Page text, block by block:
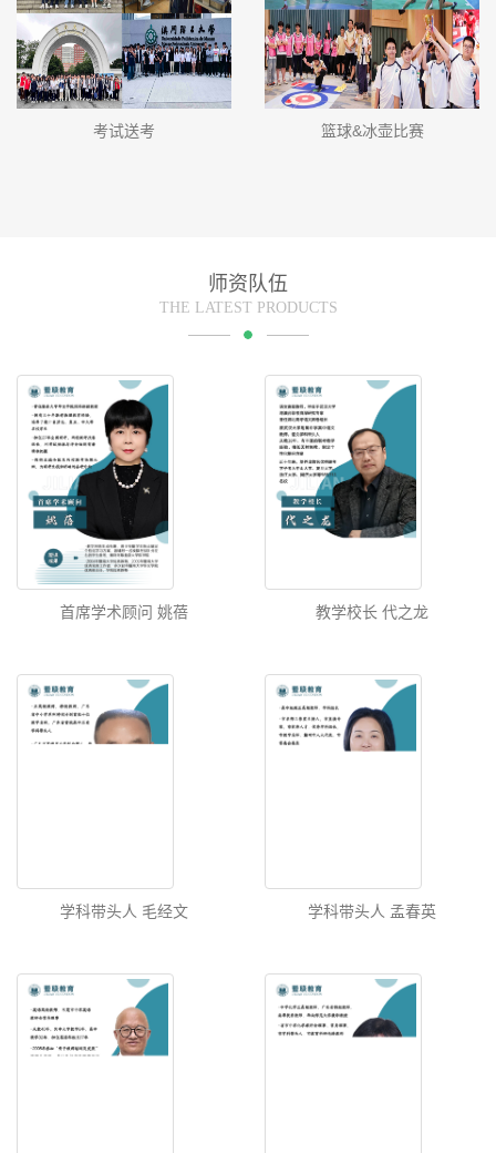
考试送考 篮球&冰壶比赛
师资队伍
THE LATEST PRODUCTS
首席学术顾问 姚蓓 教学校长 代之龙
学科带头人 毛经文 学科带头人 孟春英